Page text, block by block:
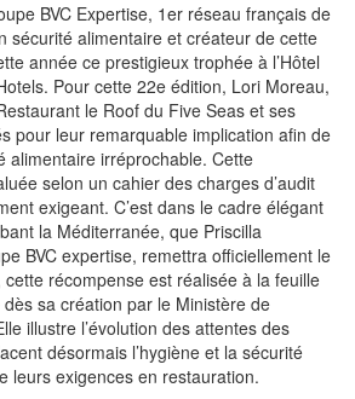
BVC Expertise, 1er réseau français de
sécurité alimentaire et créateur de cette
année ce prestigieux trophée à l’Hôtel
Pour cette 22e édition, Lori Moreau,
le Roof du Five Seas et ses
pour leur remarquable implication afin de
alimentaire irréprochable. Cette
selon un cahier des charges d’audit
exigeant. C’est dans le cadre élégant
la Méditerranée, que Priscilla
BVC expertise, remettra officiellement le
récompense est réalisée à la feuille
sa création par le Ministère de
illustre l’évolution des attentes des
désormais l’hygiène et la sécurité
leurs exigences en restauration.